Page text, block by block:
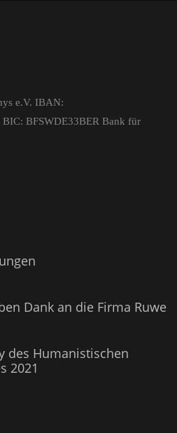
e.V. IBAN:
BFSWDE33BER Bank für
Dank an die Firma Ruwe
des Humanistischen
2021